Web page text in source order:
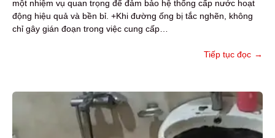
một nhiệm vụ quan trọng để đảm bảo hệ thống cấp nước hoạt
động hiệu quả và bền bỉ. +Khi đường ống bị tắc nghẽn, không
chỉ gây gián đoạn trong việc cung cấp…
Tiếp tục đọc →